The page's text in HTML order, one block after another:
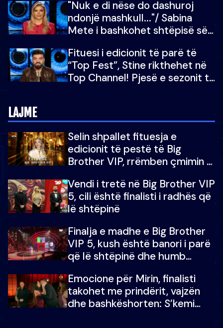
"Nuk e di nëse do dashuroj
ndonjë mashkull..."/ Sabina
Mete i bashkohet shtëpisë së
për në fund!
Fituesi i edicionit të parë të
“Top Fest”, Stine rikthehet në
Top Channel! Pjesë e sezonit të
LAJME
Selin shpallet fituesja e
edicionit të pestë të Big
Brother VIP, rrëmben çmimin e
Vendi i tretë në Big Brother VIP
5, cili është finalisti i radhës që
lë shtëpinë
Finalja e madhe e Big Brother
VIP 5, kush është banori i parë
që lë shtëpinë dhe humb
çmimin e madh
Emocione për Mirin, finalisti
takohet me prindërit, vajzën
dhe bashkëshorten: S’kemi